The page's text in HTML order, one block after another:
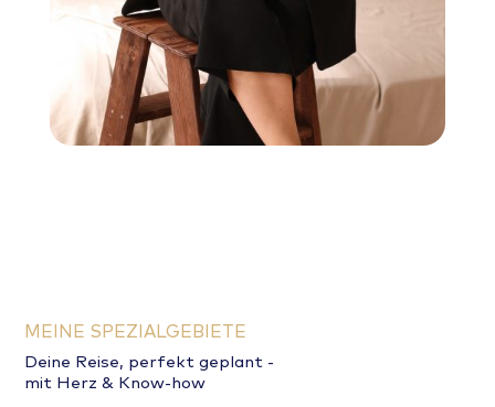
MEINE SPEZIALGEBIETE
Deine Reise, perfekt geplant -
mit Herz & Know-how